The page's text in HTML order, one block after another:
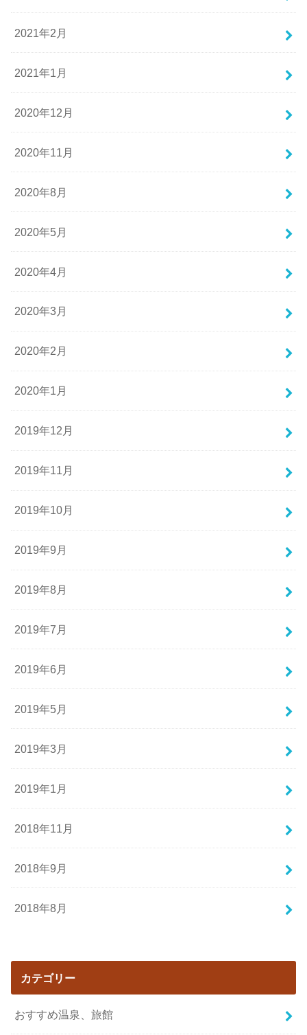
2021年2月
2021年1月
2020年12月
2020年11月
2020年8月
2020年5月
2020年4月
2020年3月
2020年2月
2020年1月
2019年12月
2019年11月
2019年10月
2019年9月
2019年8月
2019年7月
2019年6月
2019年5月
2019年3月
2019年1月
2018年11月
2018年9月
2018年8月
カテゴリー
おすすめ温泉、旅館